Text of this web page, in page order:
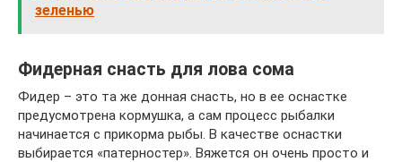
зеленью
Фидерная снасть для лова сома
Фидер – это та же донная снасть, но в ее оснастке
предусмотрена кормушка, а сам процесс рыбалки
начинается с прикорма рыбы. В качестве оснастки
выбирается «патерностер». Вяжется он очень просто и